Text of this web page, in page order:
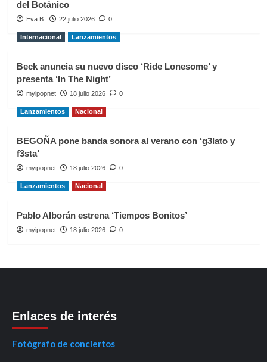
del Botánico
Eva B. 22 julio 2026 0
Internacional Lanzamientos
Beck anuncia su nuevo disco ‘Ride Lonesome’ y
presenta ‘In The Night’
myipopnet 18 julio 2026 0
Lanzamientos Nacional
BEGOÑA pone banda sonora al verano con ‘g3lato y
f3sta’
myipopnet 18 julio 2026 0
Lanzamientos Nacional
Pablo Alborán estrena ‘Tiempos Bonitos’
myipopnet 18 julio 2026 0
Enlaces de interés
Fotógrafo de conciertos